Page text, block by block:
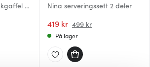
14
Nina serveringssett 2 deler
419 kr 499 kr
På lager